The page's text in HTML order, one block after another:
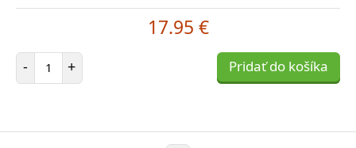
17.95 €
- Počet položiek
+ Pridať do košíka